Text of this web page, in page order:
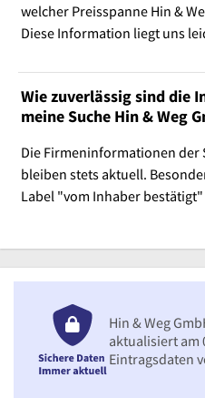
welcher Preisspanne Hin &
Diese Information liegt uns
Wie zuverlässig sind die
meine Suche Hin & Weg
Die Firmeninformationen der
bleiben stets aktuell.
Label "vom Inhaber
Hin & Weg
aktualisiert am
Eintragsdaten